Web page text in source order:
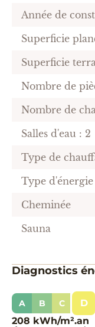
Année de
Superficie
Superficie
Nombre de
Nombre de
Salles d'eau : 2
Type de
Type
Cheminée
Sauna
Diagnostics
A B C D
208 kWh/m².an